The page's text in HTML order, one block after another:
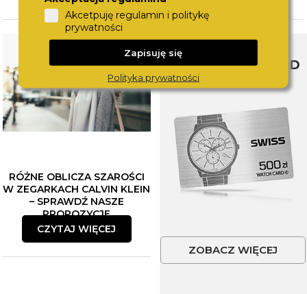
RÓŻNE OBLICZA SZAROŚCI
W ZEGARKACH CALVIN KLEIN
– SPRAWDŹ NASZE
PROPOZYCJE
CZYTAJ WIĘCEJ
SWISS WATCHCARD
ZOBACZ WIĘCEJ
Akcetpuję regulamin i politykę
prywatności
Zapisuję się
Polityka prywatności